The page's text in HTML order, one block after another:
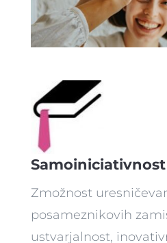
Zmožnost
posameznikovih
ustvarjalnost,